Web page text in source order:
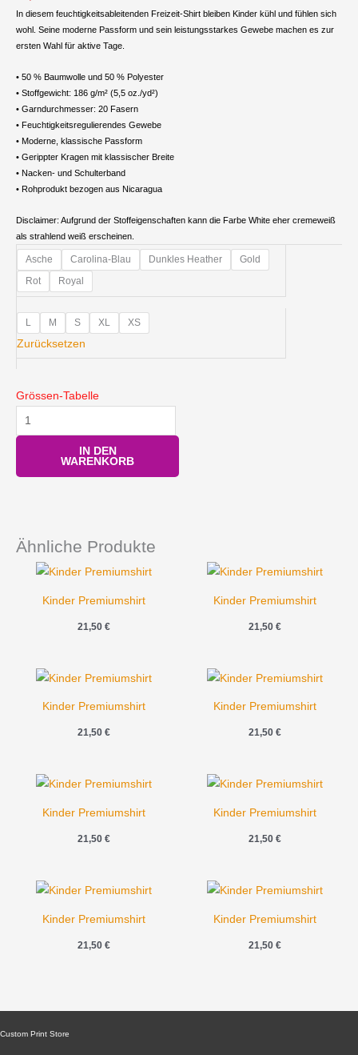
In diesem feuchtigkeitsableitenden Freizeit-Shirt bleiben Kinder kühl und fühlen sich
wohl. Seine moderne Passform und sein leistungsstarkes Gewebe machen es zur
ersten Wahl für aktive Tage.
• 50 % Baumwolle und 50 % Polyester
• Stoffgewicht: 186 g/m² (5,5 oz./yd²)
• Garndurchmesser: 20 Fasern
• Feuchtigkeitsregulierendes Gewebe
• Moderne, klassische Passform
• Gerippter Kragen mit klassischer Breite
• Nacken- und Schulterband
• Rohprodukt bezogen aus Nicaragua
Disclaimer: Aufgrund der Stoffeigenschaften kann die Farbe White eher cremeweiß
als strahlend weiß erscheinen.
Asche Carolina-Blau Dunkles Heather
Gold
Rot
Royal
L M S XL XS
Zurücksetzen
Grössen-Tabelle
Kinder
Premiumshirt
Menge
IN DEN
WARENKORB
Ähnliche Produkte
Kinder Premiumshirt
21,50 €
Kinder Premiumshirt
21,50 €
Kinder Premiumshirt
21,50 €
Kinder Premiumshirt
21,50 €
Kinder Premiumshirt
21,50 €
Kinder Premiumshirt
21,50 €
Kinder Premiumshirt
21,50 €
Kinder Premiumshirt
21,50 €
Custom Print Store